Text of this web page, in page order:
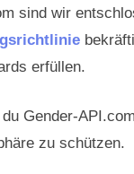
sind wir
erfüllen.
Gender-
zu schützen.